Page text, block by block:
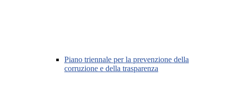
Piano triennale per la prevenzione della
corruzione e della trasparenza